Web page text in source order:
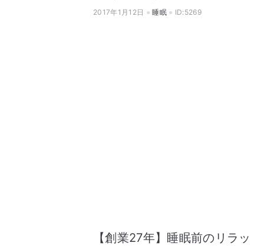
2017年1月12日 睡眠 ID:5269
【創業27年】睡眠前のリラッ